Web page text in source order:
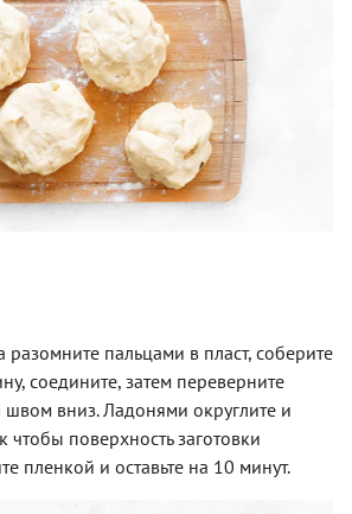
разомните пальцами в пласт, соберите
соедините, затем переверните
вниз. Ладонями округлите и
чтобы поверхность заготовки
пленкой и оставьте на 10 минут.